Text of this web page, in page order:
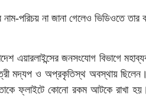
নাম-পরিচয় না জানা গেলেও ভিডিওতে
এয়ারলাইন্সের জনসংযোগ বিভাগে
মদ্যপ ও অপ্রকৃতিস্থ অবস্থায় ছিলেন।
ফ্লাইটে কোনো রকম আটকে রাখা